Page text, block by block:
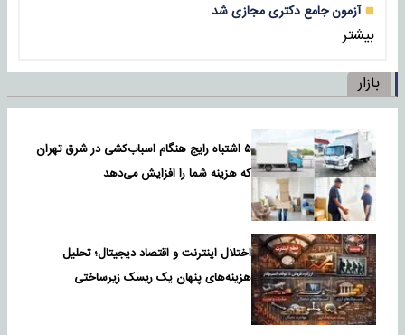
آزمون جامع دکتری مجازی شد
بیشتر
بازار
۵ اشتباه رایج هنگام اسباب‌کشی در شرق تهران
که هزینه شما را افزایش می‌دهد
اختلال اینترنت و اقتصاد دیجیتال؛ تحلیل
هزینه‌های پنهان یک ریسک زیرساختی